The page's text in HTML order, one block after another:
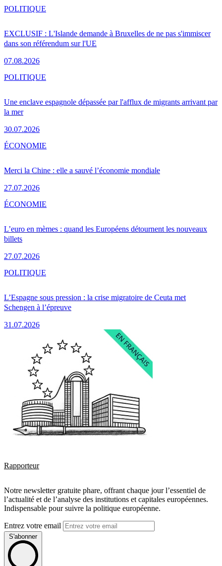
EXCLUSIF : L'Islande demande à Bruxelles de ne pas s'immiscer
dans son référendum sur l'UE
07.08.2026
POLITIQUE
Une enclave espagnole dépassée par l'afflux de migrants arrivant par
la mer
30.07.2026
POLITIQUE
Merci la Chine : elle a sauvé l’économie mondiale
27.07.2026
ÉCONOMIE
L’euro en mèmes : quand les Européens détournent les nouveaux
billets
27.07.2026
ÉCONOMIE
L’Espagne sous pression : la crise migratoire de Ceuta met
Schengen à l’épreuve
31.07.2026
POLITIQUE
Rapporteur
Notre newsletter gratuite phare, offrant chaque jour l’essentiel de
l’actualité et de l’analyse des institutions et capitales européennes.
Indispensable pour suivre la politique européenne.
Entrez votre email
S'abonner